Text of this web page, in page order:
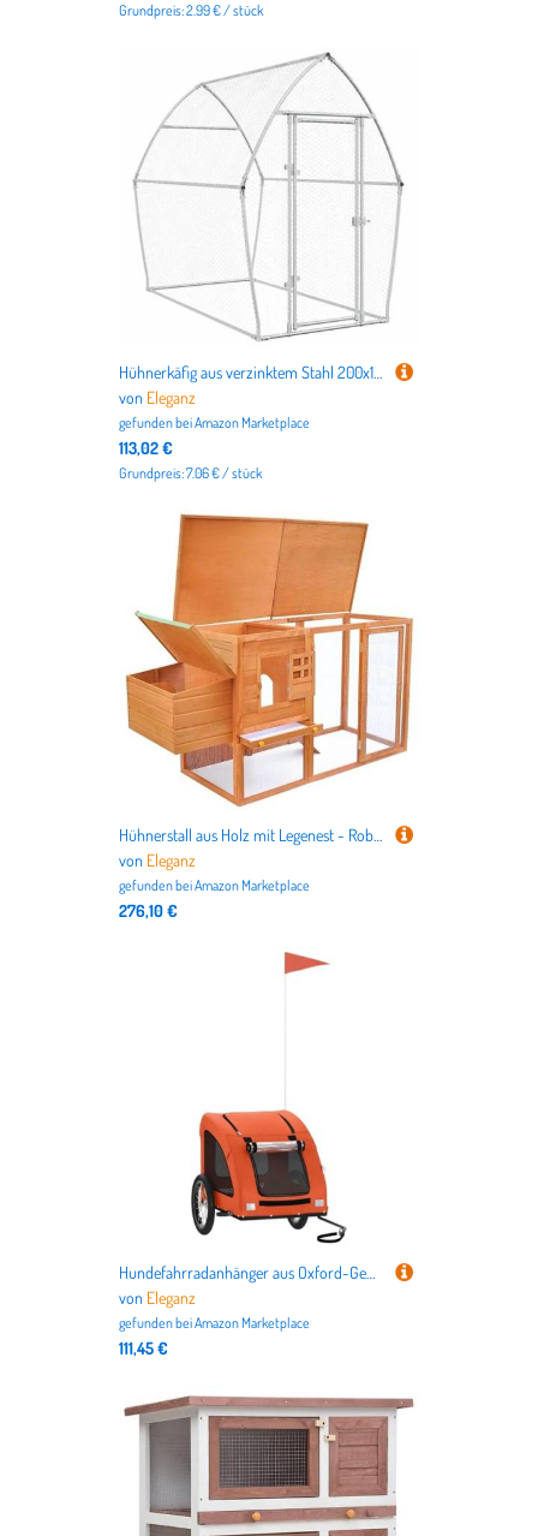
Grundpreis: 2.99 € / stück
Hühnerkäfig aus verzinktem Stahl 200x105x182 cm | Robust & Wetterfest | Ideal für Kleintiere wie Hühner oder Kaninchen | Sicherer Lebensraum im Garten oder Hof
von Eleganz
gefunden beiAmazon Marketplace
113,02 €
Grundpreis: 7.06 € / stück
Hühnerstall aus Holz mit Legenest - Robust & Wetterfest - Perfekt für Kleintiere wie Hühner im Garten - Praktische Lösung für artgerechte Haltung
von Eleganz
gefunden beiAmazon Marketplace
276,10 €
Hundefahrradanhänger aus Oxford-Gewebe und Eisen - Leicht, robust und wetterfest für sichere Fahrradtouren mit Ihrem Hund
von Eleganz
gefunden beiAmazon Marketplace
111,45 €